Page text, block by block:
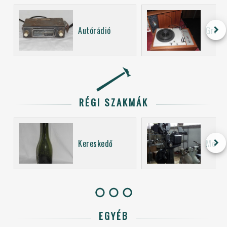
Autórádió keyboard_arrow_right
RÉGI SZAKMÁK
Kereskedő Mozi
keyboard_arrow_right
EGYÉB